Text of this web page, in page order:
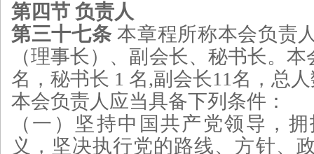
第四节 负责人
第三十七条 本章程所称本会负责
（理事长）、副会长、秘书长。
名，秘书长 1 名,副会长11名，总
本会负责人应当具备下列条件：
（一）坚持中国共产党领导，
义，坚决执行党的路线、方针、